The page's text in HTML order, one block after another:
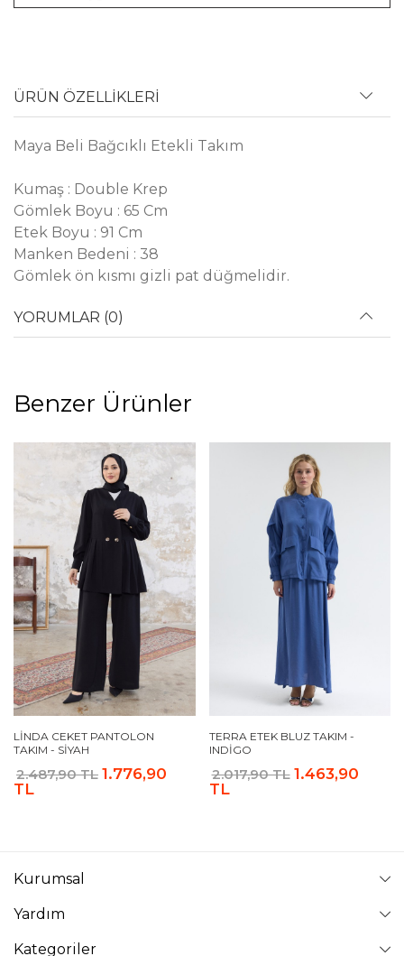
ÜRÜN ÖZELLİKLERİ
Maya Beli Bağcıklı Etekli Takım
Kumaş : Double Krep
Gömlek Boyu : 65 Cm
Etek Boyu : 91 Cm
Manken Bedeni : 38
Gömlek ön kısmı gizli pat düğmelidir.
YORUMLAR (0)
Benzer Ürünler
LINDA CEKET PANTOLON
TAKIM - SIYAH
2.487,90 TL 1.776,90
TL
TERRA ETEK BLUZ TAKIM -
INDIGO
2.017,90 TL 1.463,90
TL
Kurumsal
Yardım
Kategoriler